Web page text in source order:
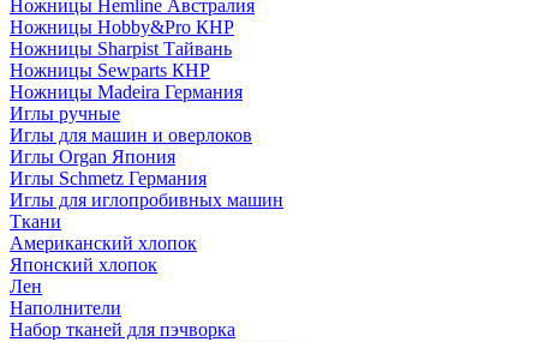
Ножницы Hemline Австралия
Ножницы Hobby&Pro КНР
Ножницы Sharpist Тайвань
Ножницы Sewparts КНР
Ножницы Madeira Германия
Иглы ручные
Иглы для машин и оверлоков
Иглы Organ Япония
Иглы Schmetz Германия
Иглы для иглопробивных машин
Ткани
Американский хлопок
Японский хлопок
Лен
Наполнители
Набор тканей для пэчворка